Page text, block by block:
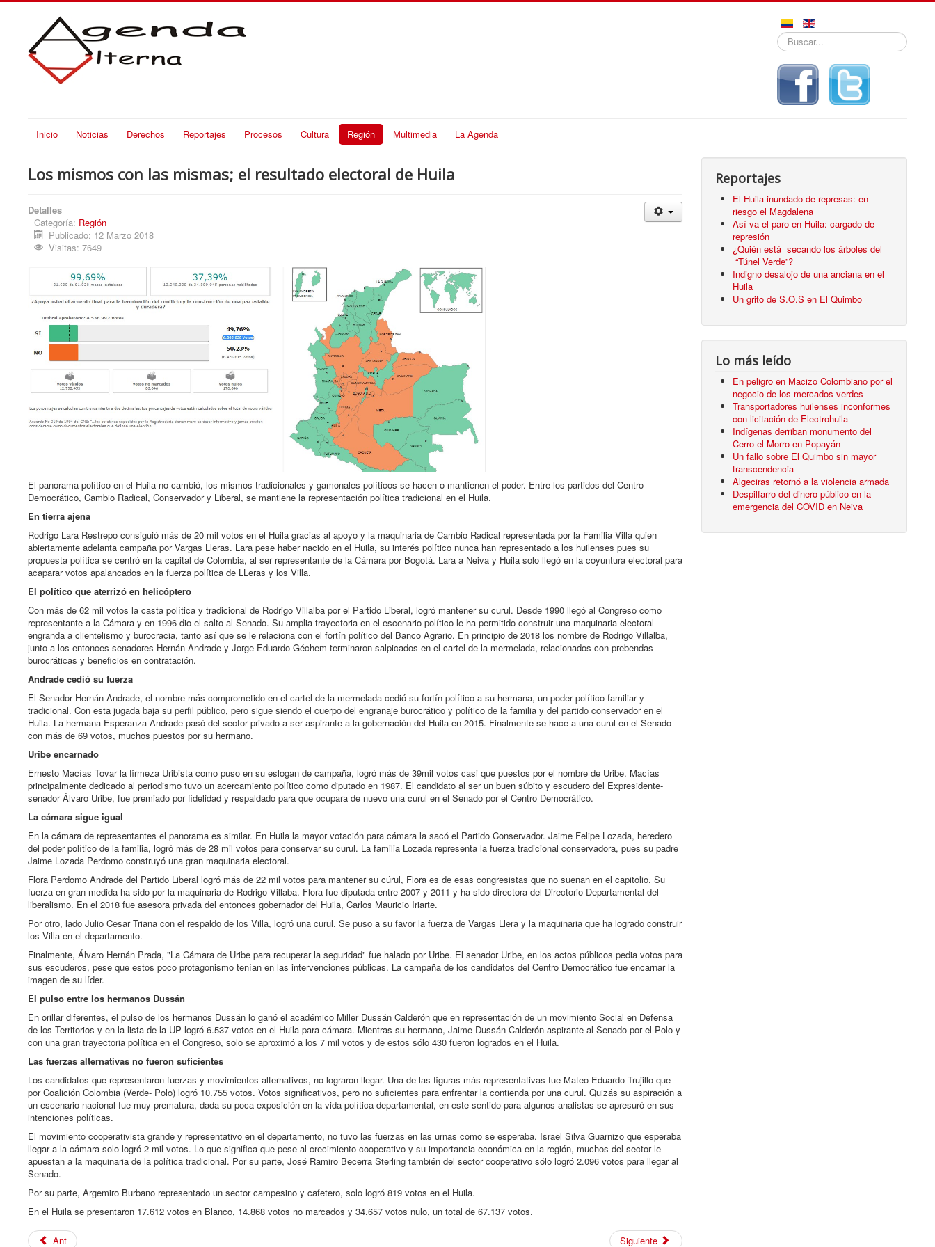
Buscar...
Inicio Noticias Derechos Reportajes Procesos Cultura Región Multimedia La Agenda
Los mismos con las mismas; el resultado electoral de Huila
Detalles
Categoría: Región
Publicado: 12 Marzo 2018
Visitas: 7649
El panorama político en el Huila no cambió, los mismos tradicionales y gamonales políticos se hacen o mantienen el poder. Entre los partidos del Centro
Democrático, Cambio Radical, Conservador y Liberal, se mantiene la representación política tradicional en el Huila.
En tierra ajena
Rodrigo Lara Restrepo consiguió más de 20 mil votos en el Huila gracias al apoyo y la maquinaria de Cambio Radical representada por la Familia Villa quien
abiertamente adelanta campaña por Vargas Lleras. Lara pese haber nacido en el Huila, su interés político nunca han representado a los huilenses pues su
propuesta política se centró en la capital de Colombia, al ser representante de la Cámara por Bogotá. Lara a Neiva y Huila solo llegó en la coyuntura electoral para
acaparar votos apalancados en la fuerza política de LLeras y los Villa.
El político que aterrizó en helicóptero
Con más de 62 mil votos la casta política y tradicional de Rodrigo Villalba por el Partido Liberal, logró mantener su curul. Desde 1990 llegó al Congreso como
representante a la Cámara y en 1996 dio el salto al Senado. Su amplia trayectoria en el escenario político le ha permitido construir una maquinaria electoral
engranda a clientelismo y burocracia, tanto así que se le relaciona con el fortín político del Banco Agrario. En principio de 2018 los nombre de Rodrigo Villalba,
junto a los entonces senadores Hernán Andrade y Jorge Eduardo Géchem terminaron salpicados en el cartel de la mermelada, relacionados con prebendas
burocráticas y beneficios en contratación.
Andrade cedió su fuerza
El Senador Hernán Andrade, el nombre más comprometido en el cartel de la mermelada cedió su fortín político a su hermana, un poder político familiar y
tradicional. Con esta jugada baja su perfil público, pero sigue siendo el cuerpo del engranaje burocrático y político de la familia y del partido conservador en el
Huila. La hermana Esperanza Andrade pasó del sector privado a ser aspirante a la gobernación del Huila en 2015. Finalmente se hace a una curul en el Senado
con más de 69 votos, muchos puestos por su hermano.
Uribe encarnado
Ernesto Macías Tovar la firmeza Uribista como puso en su eslogan de campaña, logró más de 39mil votos casi que puestos por el nombre de Uribe. Macías
principalmente dedicado al periodismo tuvo un acercamiento político como diputado en 1987. El candidato al ser un buen súbito y escudero del Expresidente-
senador Álvaro Uribe, fue premiado por fidelidad y respaldado para que ocupara de nuevo una curul en el Senado por el Centro Democrático.
La cámara sigue igual
En la cámara de representantes el panorama es similar. En Huila la mayor votación para cámara la sacó el Partido Conservador. Jaime Felipe Lozada, heredero
del poder político de la familia, logró más de 28 mil votos para conservar su curul. La familia Lozada representa la fuerza tradicional conservadora, pues su padre
Jaime Lozada Perdomo construyó una gran maquinaria electoral.
Flora Perdomo Andrade del Partido Liberal logró más de 22 mil votos para mantener su cúrul, Flora es de esas congresistas que no suenan en el capitolio. Su
fuerza en gran medida ha sido por la maquinaria de Rodrigo Villaba. Flora fue diputada entre 2007 y 2011 y ha sido directora del Directorio Departamental del
liberalismo. En el 2018 fue asesora privada del entonces gobernador del Huila, Carlos Mauricio Iriarte.
Por otro, lado Julio Cesar Triana con el respaldo de los Villa, logró una curul. Se puso a su favor la fuerza de Vargas Llera y la maquinaria que ha logrado construir
los Villa en el departamento.
Finalmente, Álvaro Hernán Prada, "La Cámara de Uribe para recuperar la seguridad" fue halado por Uribe. El senador Uribe, en los actos públicos pedia votos para
sus escuderos, pese que estos poco protagonismo tenían en las intervenciones públicas. La campaña de los candidatos del Centro Democrático fue encarnar la
imagen de su líder.
El pulso entre los hermanos Dussán
En orillar diferentes, el pulso de los hermanos Dussán lo ganó el académico Miller Dussán Calderón que en representación de un movimiento Social en Defensa
de los Territorios y en la lista de la UP logró 6.537 votos en el Huila para cámara. Mientras su hermano, Jaime Dussán Calderón aspirante al Senado por el Polo y
con una gran trayectoria política en el Congreso, solo se aproximó a los 7 mil votos y de estos sólo 430 fueron logrados en el Huila.
Las fuerzas alternativas no fueron suficientes
Los candidatos que representaron fuerzas y movimientos alternativos, no lograron llegar. Una de las figuras más representativas fue Mateo Eduardo Trujillo que
por Coalición Colombia (Verde- Polo) logró 10.755 votos. Votos significativos, pero no suficientes para enfrentar la contienda por una curul. Quizás su aspiración a
un escenario nacional fue muy prematura, dada su poca exposición en la vida política departamental, en este sentido para algunos analistas se apresuró en sus
intenciones políticas.
El movimiento cooperativista grande y representativo en el departamento, no tuvo las fuerzas en las urnas como se esperaba. Israel Silva Guarnizo que esperaba
llegar a la cámara solo logró 2 mil votos. Lo que significa que pese al crecimiento cooperativo y su importancia económica en la región, muchos del sector le
apuestan a la maquinaria de la política tradicional. Por su parte, José Ramiro Becerra Sterling también del sector cooperativo sólo logró 2.096 votos para llegar al
Senado.
Por su parte, Argemiro Burbano representado un sector campesino y cafetero, solo logró 819 votos en el Huila.
En el Huila se presentaron 17.612 votos en Blanco, 14.868 votos no marcados y 34.657 votos nulo, un total de 67.137 votos.
Ant Siguiente
Reportajes
El Huila inundado de represas: en
riesgo el Magdalena
Así va el paro en Huila: cargado de
represión
¿Quién está secando los árboles del
“Túnel Verde”?
Indigno desalojo de una anciana en el
Huila
Un grito de S.O.S en El Quimbo
Lo más leído
En peligro en Macizo Colombiano por el
negocio de los mercados verdes
Transportadores huilenses inconformes
con licitación de Electrohuila
Indígenas derriban monumento del
Cerro el Morro en Popayán
Un fallo sobre El Quimbo sin mayor
transcendencia
Algeciras retornó a la violencia armada
Despilfarro del dinero público en la
emergencia del COVID en Neiva